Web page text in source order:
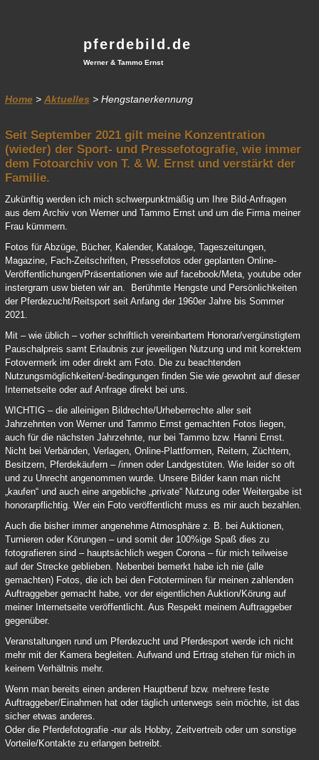
pferdebild.de
Werner & Tammo Ernst
Home> Aktuelles > Hengstanerkennung
Seit September 2021 gilt meine Konzentration
(wieder) der Sport- und Pressefotografie, wie immer
dem Fotoarchiv von T. & W. Ernst und verstärkt der
Familie.
Zukünftig werden ich mich schwerpunktmäßig um Ihre Bild-Anfragen
aus dem Archiv von Werner und Tammo Ernst und um die Firma meiner
Frau kümmern.
Fotos für Abzüge, Bücher, Kalender, Kataloge, Tageszeitungen,
Magazine, Fach-Zeitschriften, Pressefotos oder geplanten Online-
Veröffentlichungen/Präsentationen wie auf facebook/Meta, youtube oder
instergram usw bieten wir an. Berühmte Hengste und Persönlichkeiten
der Pferdezucht/Reitsport seit Anfang der 1960er Jahre bis Sommer
2021.
Mit – wie üblich – vorher schriftlich vereinbartem Honorar/vergünstigtem
Pauschalpreis samt Erlaubnis zur jeweiligen Nutzung und mit korrektem
Fotovermerk im oder direkt am Foto. Die zu beachtenden
Nutzungsmöglichkeiten/-bedingungen finden Sie wie gewohnt auf dieser
Internetseite oder auf Anfrage direkt bei uns.
WICHTIG – die alleinigen Bildrechte/Urheberrechte aller seit
Jahrzehnten von Werner und Tammo Ernst gemachten Fotos liegen,
auch für die nächsten Jahrzehnte, nur bei Tammo bzw. Hanni Ernst.
Nicht bei Verbänden, Verlagen, Online-Plattformen, Reitern, Züchtern,
Besitzern, Pferdekäufern – /innen oder Landgestüten. Wie leider so oft
und zu Unrecht angenommen wurde. Unsere Bilder kann man nicht
„kaufen“ und auch eine angebliche „private“ Nutzung oder Weitergabe ist
honorarpflichtig. Wer ein Foto veröffentlicht muss es mir auch bezahlen.
Auch die bisher immer angenehme Atmosphäre z. B. bei Auktionen,
Turnieren oder Körungen – und somit der 100%ige Spaß dies zu
fotografieren sind – hauptsächlich wegen Corona – für mich teilweise
auf der Strecke geblieben. Nebenbei bemerkt habe ich nie (alle
gemachten) Fotos, die ich bei den Fototerminen für meinen zahlenden
Auftraggeber gemacht habe, vor der eigentlichen Auktion/Körung auf
meiner Internetseite veröffentlicht. Aus Respekt meinem Auftraggeber
gegenüber.
Veranstaltungen rund um Pferdezucht und Pferdesport werde ich nicht
mehr mit der Kamera begleiten. Aufwand und Ertrag stehen für mich in
keinem Verhältnis mehr.
Wenn man bereits einen anderen Hauptberuf bzw. mehrere feste
Auftraggeber/Einahmen hat oder täglich unterwegs sein möchte, ist das
sicher etwas anderes.
Oder die Pferdefotografie -nur als Hobby, Zeitvertreib oder um sonstige
Vorteile/Kontakte zu erlangen betreibt.